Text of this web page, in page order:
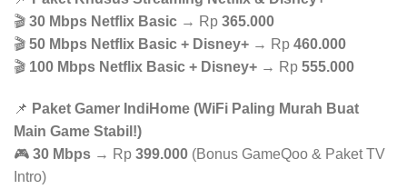
🎬 30 Mbps Netflix Basic → Rp 365.000
🎬 50 Mbps Netflix Basic + Disney+ → Rp 460.000
🎬 100 Mbps Netflix Basic + Disney+ → Rp 555.000
📌 Paket Gamer IndiHome (WiFi Paling Murah Buat
Main Game Stabil!)
🎮 30 Mbps → Rp 399.000 (Bonus GameQoo & Paket TV
Intro)